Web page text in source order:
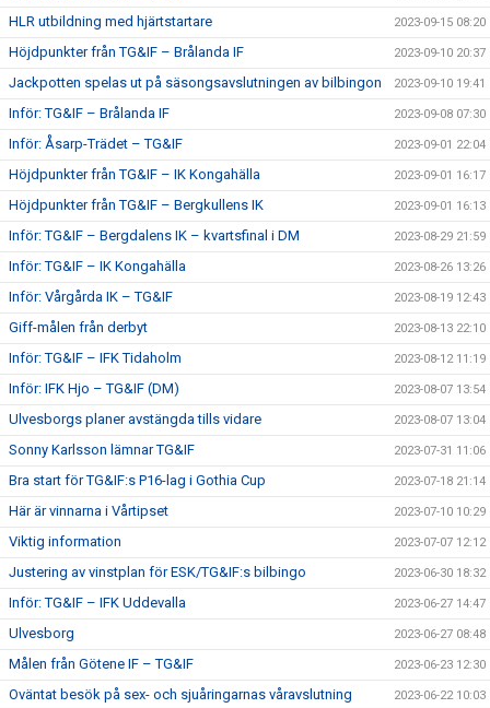
HLR utbildning med hjärtstartare 2023-09-15 08:20
Höjdpunkter från TG&IF – Brålanda IF 2023-09-10 20:37
Jackpotten spelas ut på säsongsavslutningen av bilbingon 2023-09-10 19:41
Inför: TG&IF – Brålanda IF 2023-09-08 07:30
Inför: Åsarp-Trädet – TG&IF 2023-09-01 22:04
Höjdpunkter från TG&IF – IK Kongahälla 2023-09-01 16:17
Höjdpunkter från TG&IF – Bergkullens IK 2023-09-01 16:13
Inför: TG&IF – Bergdalens IK – kvartsfinal i DM 2023-08-29 21:59
Inför: TG&IF – IK Kongahälla 2023-08-26 13:26
Inför: Vårgårda IK – TG&IF 2023-08-19 12:43
Giff-målen från derbyt 2023-08-13 22:10
Inför: TG&IF – IFK Tidaholm 2023-08-12 11:19
Inför: IFK Hjo – TG&IF (DM) 2023-08-07 13:54
Ulvesborgs planer avstängda tills vidare 2023-08-07 13:04
Sonny Karlsson lämnar TG&IF 2023-07-31 11:06
Bra start för TG&IF:s P16-lag i Gothia Cup 2023-07-18 21:14
Här är vinnarna i Vårtipset 2023-07-10 10:29
Viktig information 2023-07-07 12:12
Justering av vinstplan för ESK/TG&IF:s bilbingo 2023-06-30 18:32
Inför: TG&IF – IFK Uddevalla 2023-06-27 14:47
Ulvesborg 2023-06-27 08:48
Målen från Götene IF – TG&IF 2023-06-23 12:30
Oväntat besök på sex- och sjuåringarnas våravslutning 2023-06-22 10:03